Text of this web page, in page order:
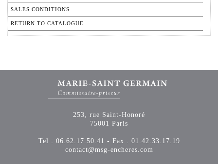
SALES CONDITIONS
RETURN TO CATALOGUE
253, rue Saint-Honoré
75001 Paris
Tel : 06.62.17.50.41 - Fax : 01.42.33.17.19
contact@msg-encheres.com